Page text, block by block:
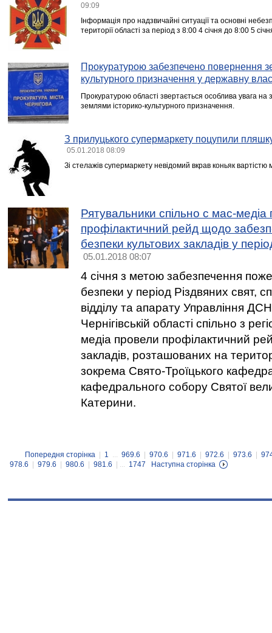
09:09
Інформація про надзвичайні ситуації та основні
території області за період з 8:00 4 січня до 8:00 5
Прокуратурою забезпечено повернення
культурного призначення у державну
Прокуратурою області звертається особлива увага на
землями історико-культурного призначення.
З прилуцького супермаркету поцупили
05.01.2018 08:09
Зі стелажів супермаркету невідомий вкрав коньяк вартістю
Рятувальники спільно с мас-медіа
профілактичний рейд щодо
безпеки культових закладів у
05.01.2018 08:07
4 січня з метою забезпечення
безпеки у період Різдвяних свят,
відділу та апарату Управління
Чернігівській області спільно з
медіа провели профілактичний
закладів, розташованих на
зокрема Свято-Троїцького
кафедрального собору Святої
Катерини.
Попередня сторінка 1 ... 969.6 970.6 971.6 972.6 973.6
978.6
979.6 980.6 981.6 | ... 1747 Наступна сторінка